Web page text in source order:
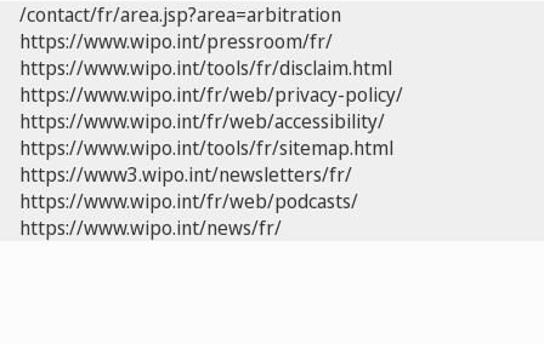
/contact/fr/area.jsp?area=arbitration
https://www.wipo.int/pressroom/fr/
https://www.wipo.int/tools/fr/disclaim.html
https://www.wipo.int/fr/web/privacy-policy/
https://www.wipo.int/fr/web/accessibility/
https://www.wipo.int/tools/fr/sitemap.html
https://www3.wipo.int/newsletters/fr/
https://www.wipo.int/fr/web/podcasts/
https://www.wipo.int/news/fr/